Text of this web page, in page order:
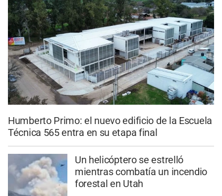
Humberto Primo: el nuevo edificio de la Escuela
Técnica 565 entra en su etapa final
Un helicóptero se estrelló
mientras combatía un incendio
forestal en Utah